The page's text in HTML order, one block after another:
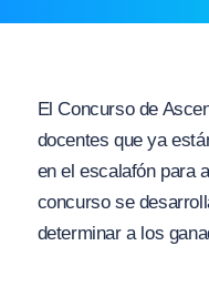
El Concurso de
docentes que ya
en el escalafón para
concurso se
determinar a los